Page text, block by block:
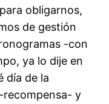
obligarnos,
de gestión
-con
ya lo dije en
día de la
recompensa- y